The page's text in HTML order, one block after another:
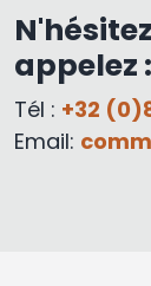
appelez :
Tél : +32
Email: